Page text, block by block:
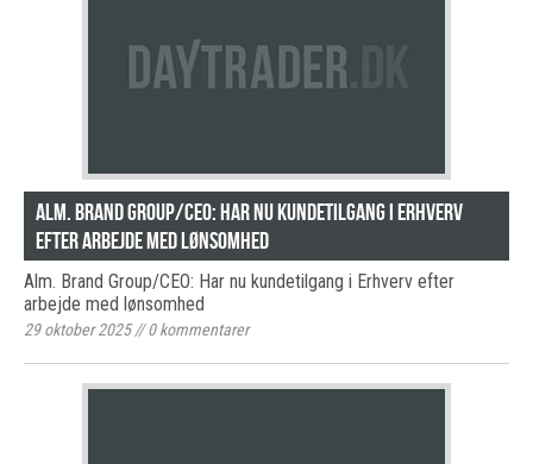
Alm. Brand Group/CEO: Har nu kundetilgang i Erhverv
efter arbejde med lønsomhed
Alm. Brand Group/CEO: Har nu kundetilgang i Erhverv efter
arbejde med lønsomhed
29 oktober 2025//0kommentarer